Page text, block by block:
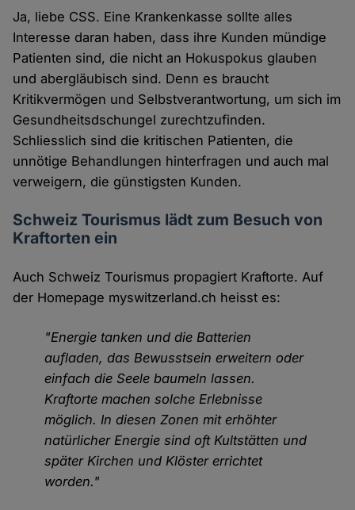
Ja, liebe CSS. Eine Krankenkasse sollte alles
Interesse daran haben, dass ihre Kunden mündige
Patienten sind, die nicht an Hokuspokus glauben
und abergläubisch sind. Denn es braucht
Kritikvermögen und Selbstverantwortung, um sich im
Gesundheitsdschungel zurechtzufinden.
Schliesslich sind die kritischen Patienten, die
unnötige Behandlungen hinterfragen und auch mal
verweigern, die günstigsten Kunden.
Schweiz Tourismus lädt zum Besuch von
Kraftorten ein
Auch Schweiz Tourismus propagiert Kraftorte. Auf
der Homepage myswitzerland.ch heisst es:
"Energie tanken und die Batterien
aufladen, das Bewusstsein erweitern oder
einfach die Seele baumeln lassen.
Kraftorte machen solche Erlebnisse
möglich. In diesen Zonen mit erhöhter
natürlicher Energie sind oft Kultstätten und
später Kirchen und Klöster errichtet
worden."